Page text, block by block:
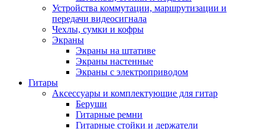
Устройства коммутации, маршрутизации и
передачи видеосигнала
Чехлы, сумки и кофры
Экраны
Экраны на штативе
Экраны настенные
Экраны с электроприводом
Гитары
Аксессуары и комплектующие для гитар
Беруши
Гитарные ремни
Гитарные стойки и держатели